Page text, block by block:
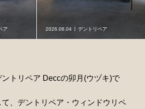
ア 2026.08.04 デントリペア
トリペア Deccの卯月(ウヅキ)で
、デントリペア・ウィンドウリペ